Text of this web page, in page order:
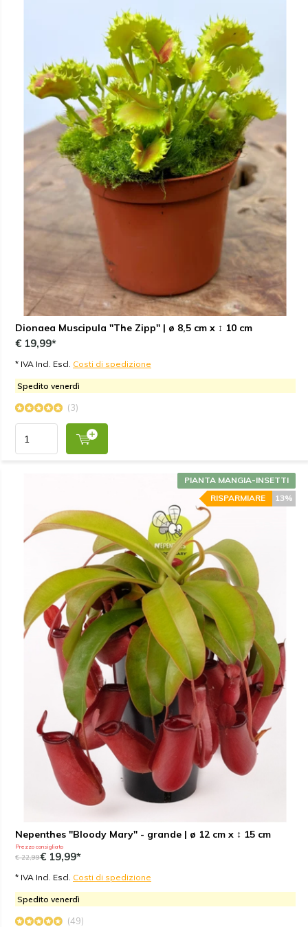
Dionaea Muscipula "The Zipp" | ø 8,5 cm x ↕ 10 cm
€ 19,99*
* IVA Incl. Escl. Costi di spedizione
Spedito venerdì
(3)
Nepenthes "Bloody Mary" - grande | ø 12 cm x ↕ 15 cm
PIANTA MANGIA-INSETTI
13%
RISPARMIARE
Prezzo consigliato
€ 22,99€ 19,99*
* IVA Incl. Escl. Costi di spedizione
Spedito venerdì
(49)